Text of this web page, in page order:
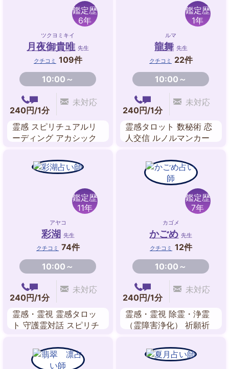
鑑定歴
6年
ツクヨミキイ
月夜御貴唯 先生
クチコミ 109件
10:00～
240円/1分
未対応
霊感 スピリチュアルリ
ーディング アカシック
ヒーリング サイカード
数秘術 東洋占星術
鑑定歴
1年
ルマ
龍舞 先生
クチコミ
22件
10:00～
240円/1分
未対応
霊感タロット 数秘術 恋
人交信 ルノルマンカー
ド・リーディング ツイ
ンレイリーディング 波
動修正
鑑定歴
11年
アヤコ
彩湖 先生
クチコミ 74件
10:00～
240円/1分
未対応
霊感・霊視 霊感タロッ
ト 守護霊対話 スピリチ
動修正 ツインレイリー
ディング
鑑定歴
7年
カゴメ
かごめ 先生
クチコミ 12件
10:00～
240円/1分
未対応
霊感・霊視 除霊・浄霊
（霊障害浄化） 祈願祈
エネルギーワーク ペン
ジュラム 守護霊対話